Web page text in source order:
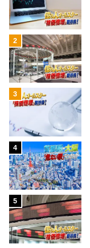
2
3
4
5